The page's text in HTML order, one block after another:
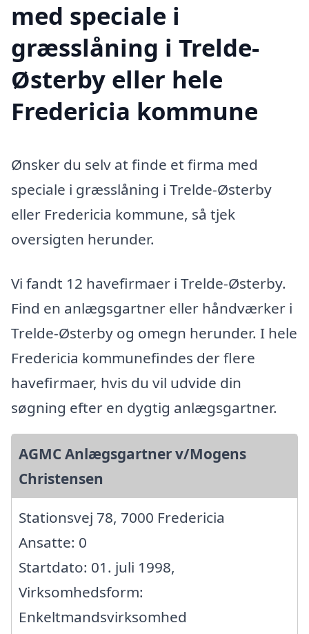
med speciale i
græsslåning i Trelde-
Østerby eller hele
Fredericia kommune
Ønsker du selv at finde et firma med
speciale i græsslåning i Trelde-Østerby
eller Fredericia kommune, så tjek
oversigten herunder.
Vi fandt 12 havefirmaer i Trelde-Østerby.
Find en anlægsgartner eller håndværker i
Trelde-Østerby og omegn herunder. I hele
Fredericia kommunefindes der flere
havefirmaer, hvis du vil udvide din
søgning efter en dygtig anlægsgartner.
AGMC Anlægsgartner v/Mogens
Christensen
Stationsvej 78, 7000 Fredericia
Ansatte: 0
Startdato: 01. juli 1998,
Virksomhedsform:
Enkeltmandsvirksomhed